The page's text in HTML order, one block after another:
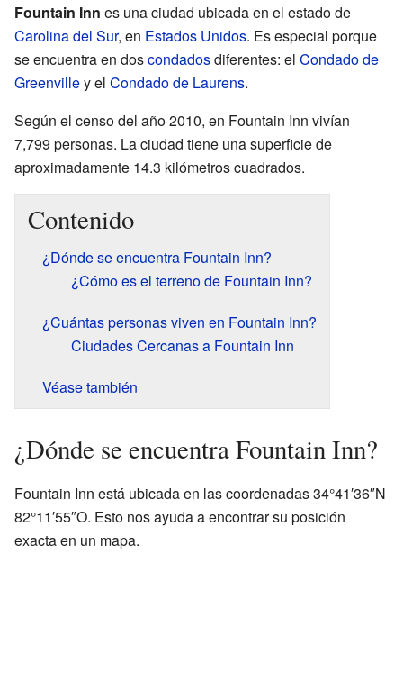
Fountain Inn es una ciudad ubicada en el estado de
Carolina del Sur, en Estados Unidos. Es especial porque
se encuentra en doscondadosdiferentes: el Condado de
Greenvilley el Condado de Laurens.
Según el censo del año 2010, en Fountain Inn vivían
7,799 personas. La ciudad tiene una superficie de
aproximadamente 14.3 kilómetros cuadrados.
Contenido
¿Dónde se encuentra Fountain Inn?
¿Cómo es el terreno de Fountain Inn?
¿Cuántas personas viven en Fountain Inn?
Ciudades Cercanas a Fountain Inn
Véase también
¿Dónde se encuentra Fountain Inn?
Fountain Inn está ubicada en las coordenadas 34°41′36″N
82°11′55″O. Esto nos ayuda a encontrar su posición
exacta en un mapa.